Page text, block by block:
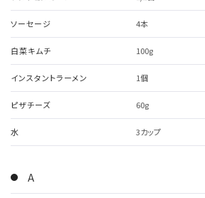
ソーセージ 4本
白菜キムチ 100g
インスタントラーメン 1個
ピザチーズ 60g
水 3カップ
A